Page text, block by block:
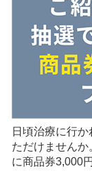
日頃治療に行
ただけません
に商品券3,000